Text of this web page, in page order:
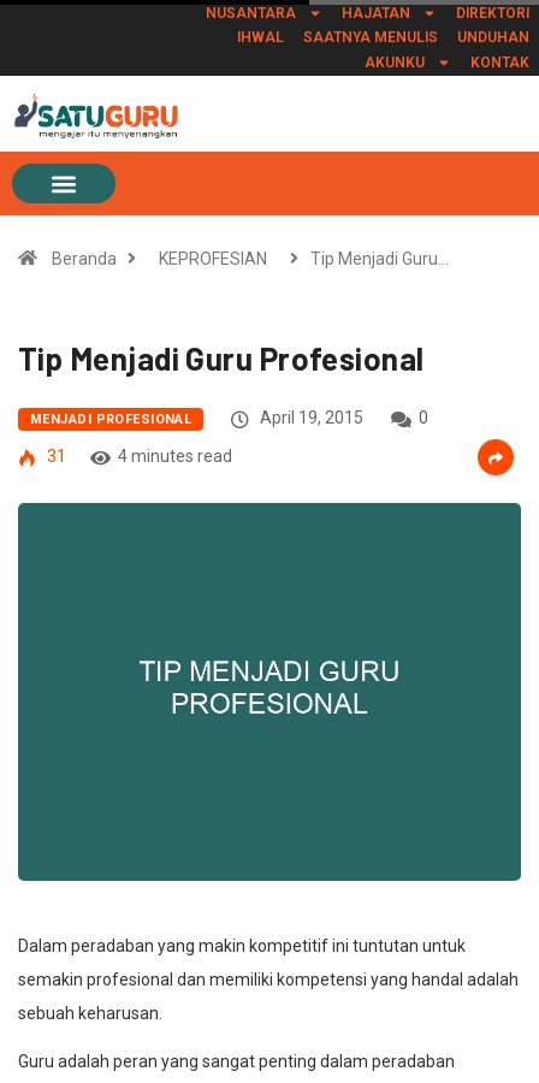
NUSANTARA HAJATAN
DIREKTORI
IHWAL
SAATNYA MENULIS
UNDUHAN
AKUNKU
KONTAK
Beranda KEPROFESIAN Tip Menjadi Guru…
Tip Menjadi Guru Profesional
MENJADI PROFESIONAL April 19, 2015
0
31
4 minutes read
Dalam peradaban yang makin kompetitif ini tuntutan untuk
semakin profesional dan memiliki kompetensi yang handal adalah
sebuah keharusan.
Guru adalah peran yang sangat penting dalam peradaban